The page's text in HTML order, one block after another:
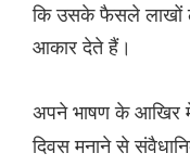
कि उसके फैसले लाखों
आकार देते हैं।
अपने भाषण के आखिर
दिवस मनाने से